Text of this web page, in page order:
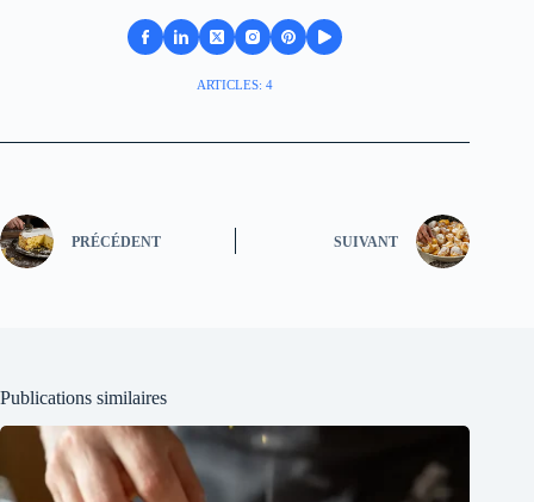
ARTICLES: 4
PRÉCÉDENT SUIVANT
Publications similaires